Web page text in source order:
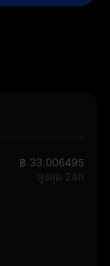
฿ 33.006495
สูงสุด 24h